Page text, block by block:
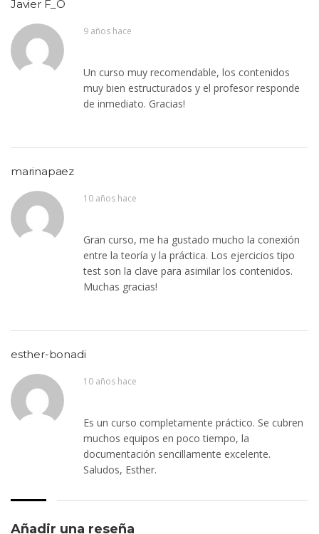
Javier F_O
9 años hace
Un curso muy recomendable, los contenidos
muy bien estructurados y el profesor responde
de inmediato. Gracias!
marinapaez
10 años hace
Gran curso, me ha gustado mucho la conexión
entre la teoría y la práctica. Los ejercicios tipo
test son la clave para asimilar los contenidos.
Muchas gracias!
esther-bonadi
10 años hace
Es un curso completamente práctico. Se cubren
muchos equipos en poco tiempo, la
documentación sencillamente excelente.
Saludos, Esther.
Añadir una reseña